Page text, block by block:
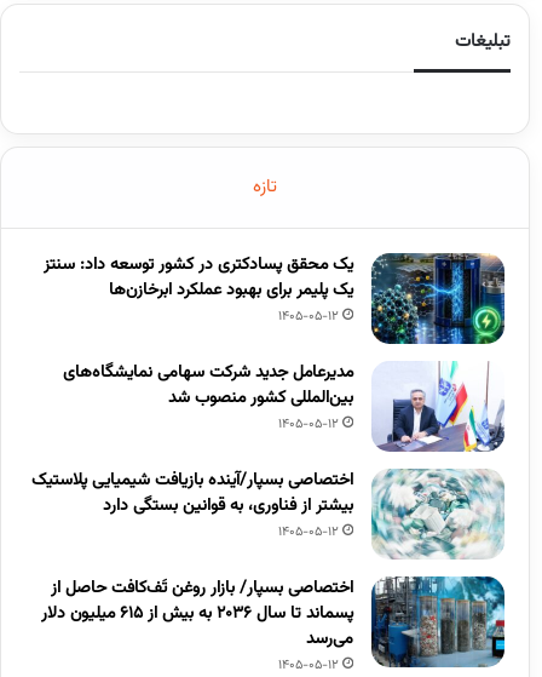
تبلیغات
تازه
یک محقق پسادکتری در کشور توسعه داد: سنتز
یک پلیمر برای بهبود عملکرد ابرخازن‌ها
1405-05-12
مدیرعامل جدید شرکت سهامی نمایشگاه‌های
بین‌المللی کشور منصوب شد
1405-05-12
اختصاصی بسپار/آینده بازیافت شیمیایی پلاستیک
بیشتر از فناوری، به قوانین بستگی دارد
1405-05-12
اختصاصی بسپار/ بازار روغن تَف‌کافت حاصل از
پسماند تا سال ۲۰۳۶ به بیش از ۶۱۵ میلیون دلار
می‌رسد
1405-05-12